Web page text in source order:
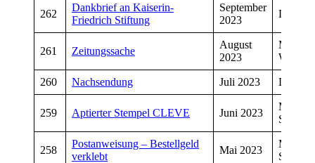
262
Dankbrief an Kaiserin-
Friedrich Stiftung
September
2023
David
261 Zeitungssache
August
2023
260 Nachsendung Juli 2023 David
259 Aptierter Stempel CLEVE Juni 2023
Schmitt
258
Postanweisung – Bestellgeld
verklebt
Mai 2023
Schmitt